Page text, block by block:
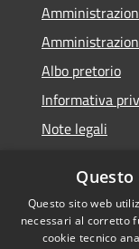
Albo pretorio
Informativa
Note legali
Piano di
Questo sito web
necessari al corretto
cookie tecnico